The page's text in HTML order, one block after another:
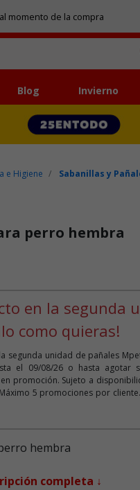
momento de la compra
Blog Invierno
e Higiene Sabanillas y
perro hembra
en la segunda
como quieras!
segunda unidad de pañales
el 09/08/26 o hasta agotar
promoción. Sujeto a
5 promociones por
hembra
completa ↓